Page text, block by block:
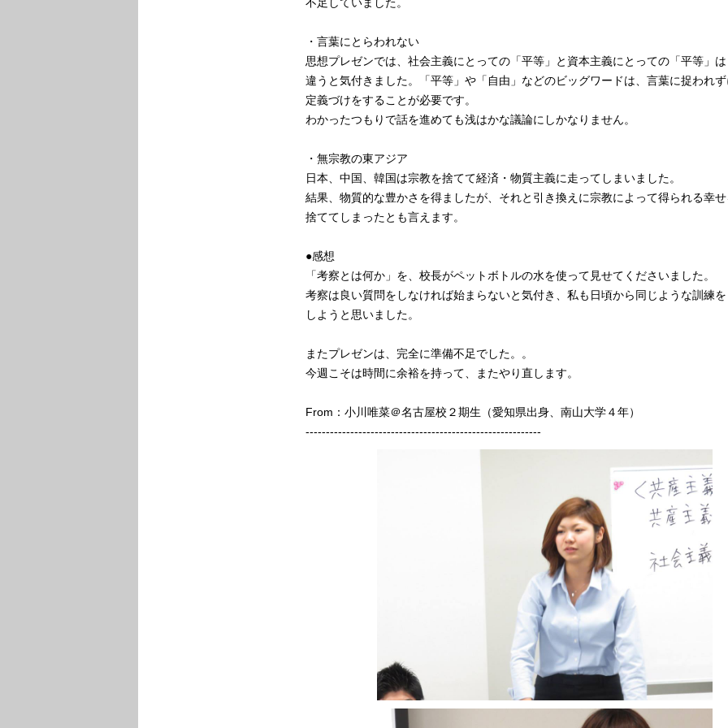
・言葉にとらわれない
思想プレゼンでは、社会主義にとっての「平等」と資本主義にとっての「平等」は
違うと気付きました。「平等」や「自由」などのビッグワードは、言葉に捉われ
定義づけをすることが必要です。
わかったつもりで話を進めても浅はかな議論にしかなりません。
・無宗教の東アジア
日本、中国、韓国は宗教を捨てて経済・物質主義に走ってしまいました。
結果、物質的な豊かさを得ましたが、それと引き換えに宗教によって得られる幸
捨ててしまったとも言えます。
●感想
「考察とは何か」を、校長がペットボトルの水を使って見せてくださいました。
考察は良い質問をしなければ始まらないと気付き、私も日頃から同じような訓練を
しようと思いました。
またプレゼンは、完全に準備不足でした。。
今週こそは時間に余裕を持って、またやり直します。
From：小川唯菜＠名古屋校２期生（愛知県出身、南山大学４年）
----------------------------------------------------------